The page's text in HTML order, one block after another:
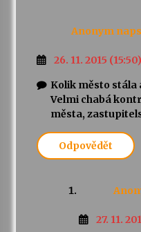
Ozvěny
Za
odkaz
13. 7.
Varhanní
Petr
Anonym
26. 11. 2015 (15:50)
Kolik město stála
Velmi chabá
města,
Odpovědět
27. 11.